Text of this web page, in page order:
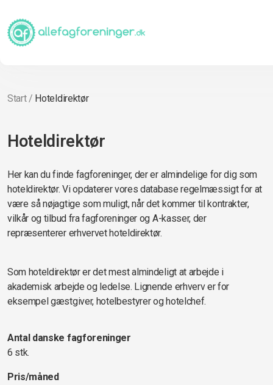
Start/ Hoteldirektør
Hoteldirektør
Her kan du finde fagforeninger, der er almindelige for dig som
hoteldirektør. Vi opdaterer vores database regelmæssigt for at
være så nøjagtige som muligt, når det kommer til kontrakter,
vilkår og tilbud fra fagforeninger og A-kasser, der
repræsenterer erhvervet hoteldirektør.
Som hoteldirektør er det mest almindeligt at arbejde i
akademisk arbejde og ledelse. Lignende erhverv er for
eksempel gæstgiver, hotelbestyrer og hotelchef.
Antal danske fagforeninger
6 stk.
Pris/måned